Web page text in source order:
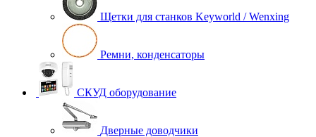
Щетки для станков Keyworld / Wenxing
Ремни, конденсаторы
СКУД оборудование
Дверные доводчики